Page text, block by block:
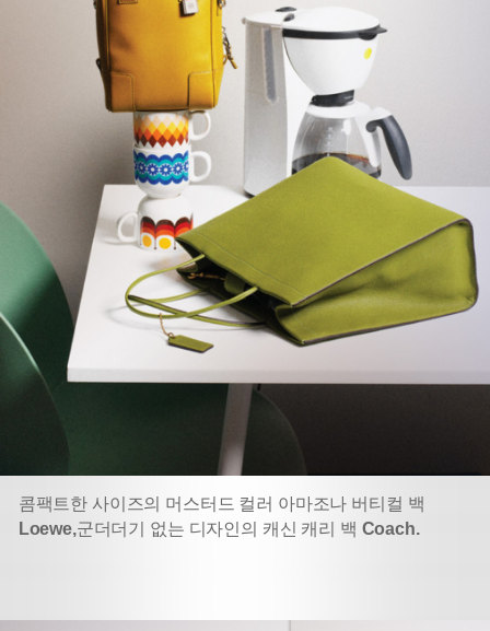
콤팩트한 사이즈의 머스터드 컬러 아마조나 버티컬 백
Loewe,군더더기 없는 디자인의 캐신 캐리 백 Coach.